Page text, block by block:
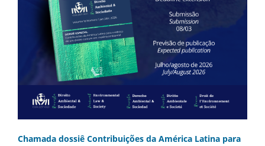
Chamada dossiê Contribuições da América Latina para